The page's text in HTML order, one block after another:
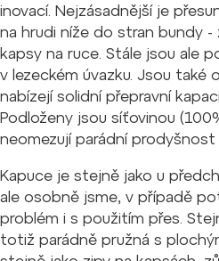
inovací. Nejzásadnější je
na hrudi níže do stran bundy -
kapsy na ruce. Stále jsou ale
v lezeckém úvazku. Jsou také
nabízejí solidní přepravní
Podloženy jsou síťovinou (
neomezují parádní prodyšnost
Kapuce je stejně jako u
ale osobně jsme, v případě
problém i s použitím přes.
totiž parádně pružná s